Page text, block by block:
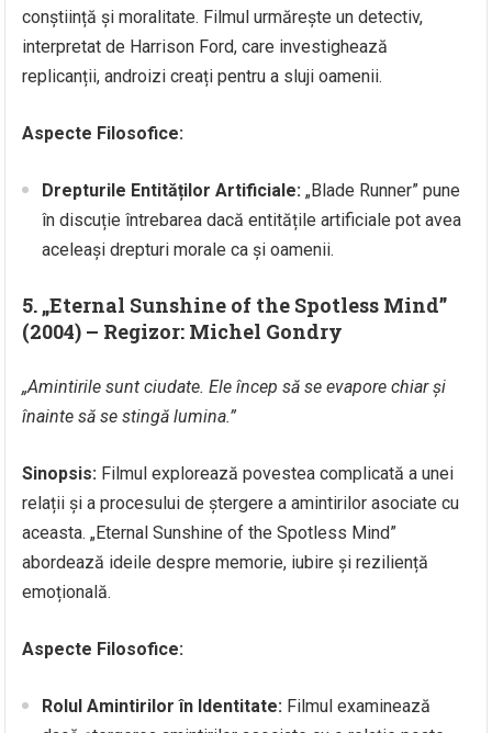
conștiință și moralitate. Filmul urmărește un detectiv,
interpretat de Harrison Ford, care investighează
replicanții, androizi creați pentru a sluji oamenii.
Aspecte Filosofice:
Drepturile Entităților Artificiale: „Blade Runner” pune
în discuție întrebarea dacă entitățile artificiale pot avea
aceleași drepturi morale ca și oamenii.
5. „Eternal Sunshine of the Spotless Mind”
(2004) – Regizor: Michel Gondry
„Amintirile sunt ciudate. Ele încep să se evapore chiar și
înainte să se stingă lumina.”
Sinopsis: Filmul explorează povestea complicată a unei
relații și a procesului de ștergere a amintirilor asociate cu
aceasta. „Eternal Sunshine of the Spotless Mind”
abordează ideile despre memorie, iubire și reziliență
emoțională.
Aspecte Filosofice:
Rolul Amintirilor în Identitate: Filmul examinează